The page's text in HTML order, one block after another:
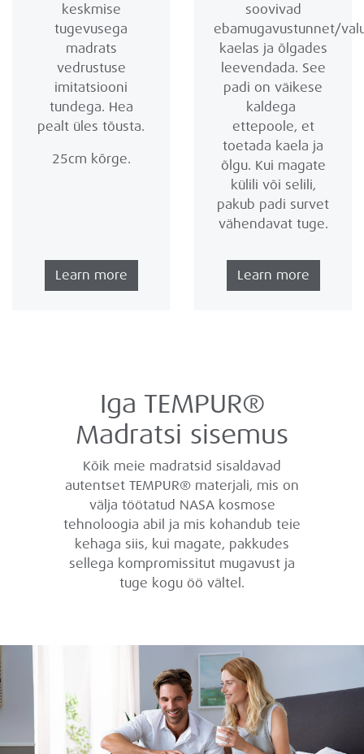
keskmise
tugevusega
madrats
vedrustuse
imitatsiooni
tundega. Hea
pealt üles tõusta.
25cm kõrge.
Learn more
soovivad
ebamugavustunnet/
kaelas ja õlgades
leevendada. See
padi on väikese
kaldega
ettepoole, et
toetada kaela ja
õlgu. Kui magate
külili või selili,
pakub padi survet
vähendavat tuge.
Learn more
Iga TEMPUR®
Madratsi sisemus
Kõik meie madratsid sisaldavad
autentset TEMPUR® materjali, mis on
välja töötatud NASA kosmose
tehnoloogia abil ja mis kohandub teie
kehaga siis, kui magate, pakkudes
sellega kompromissitut mugavust ja
tuge kogu öö vältel.